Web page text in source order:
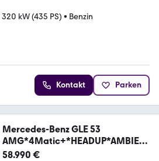
320 kW (435 PS) • Benzin
Kontakt Parken
Mercedes-Benz GLE 53
AMG*4Matic+*HEADUP*AMBIEN
TE*MEMORY*PANO*
58.990 €